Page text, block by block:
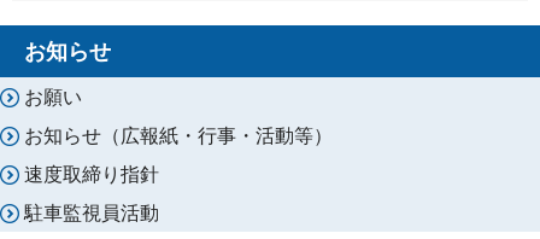
お知らせ
お願い
お知らせ（広報紙・行事・活動等）
速度取締り指針
駐車監視員活動